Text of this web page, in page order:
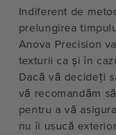
Indiferent de
prelungirea
Anova Precision
texturii ca și în
Dacă vă decideți
vă recomandăm
pentru a vă
nu îi usucă